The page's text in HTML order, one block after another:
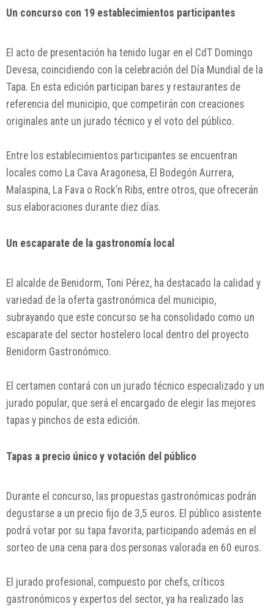
Un concurso con 19 establecimientos participantes
El acto de presentación ha tenido lugar en el CdT Domingo
Devesa, coincidiendo con la celebración del Día Mundial de la
Tapa. En esta edición participan bares y restaurantes de
referencia del municipio, que competirán con creaciones
originales ante un jurado técnico y el voto del público.
Entre los establecimientos participantes se encuentran
locales como La Cava Aragonesa, El Bodegón Aurrera,
Malaspina, La Fava o Rock’n Ribs, entre otros, que ofrecerán
sus elaboraciones durante diez días.
Un escaparate de la gastronomía local
El alcalde de Benidorm, Toni Pérez, ha destacado la calidad y
variedad de la oferta gastronómica del municipio,
subrayando que este concurso se ha consolidado como un
escaparate del sector hostelero local dentro del proyecto
Benidorm Gastronómico.
El certamen contará con un jurado técnico especializado y un
jurado popular, que será el encargado de elegir las mejores
tapas y pinchos de esta edición.
Tapas a precio único y votación del público
Durante el concurso, las propuestas gastronómicas podrán
degustarse a un precio fijo de 3,5 euros. El público asistente
podrá votar por su tapa favorita, participando además en el
sorteo de una cena para dos personas valorada en 60 euros.
El jurado profesional, compuesto por chefs, críticos
gastronómicos y expertos del sector, ya ha realizado las